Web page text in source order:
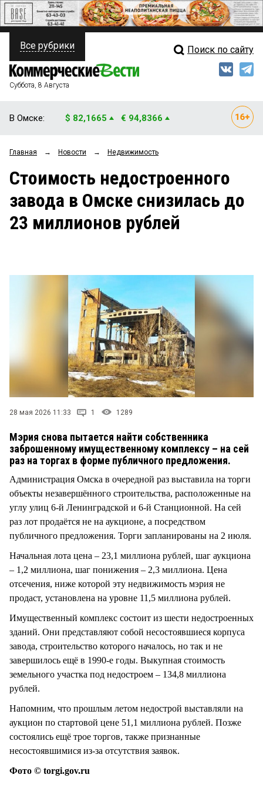
ПОЛИТИКА
ФИНАНСЫ
ОБЩЕСТВО
ЗАКОН
НОВОСТИ КОМПАНИЙ
Свежий выпуск
Мнения
Рейтинги
Блоги
Архив
Все рубрики Поиск по сайту
Суббота, 8 Августа
В Омске: $ 82,1665 € 94,8366
Главная → Новости → Недвижимость
Стоимость недостроенного
завода в Омске снизилась до
23 миллионов рублей
28 мая 2026 11:33 1 1289
Мэрия снова пытается найти собственника
заброшенному имущественному комплексу – на сей
раз на торгах в форме публичного предложения.
Администрация Омска в очередной раз выставила на торги
объекты незавершённого строительства, расположенные на
углу улиц 6-й Ленинградской и 6-й Станционной. На сей
раз лот продаётся не на аукционе, а посредством
публичного предложения. Торги запланированы на 2 июля.
Начальная лота цена – 23,1 миллиона рублей, шаг аукциона
– 1,2 миллиона, шаг понижения – 2,3 миллиона. Цена
отсечения, ниже которой эту недвижимость мэрия не
продаст, установлена на уровне 11,5 миллиона рублей.
Имущественный комплекс состоит из шести недостроенных
зданий. Они представляют собой несостоявшиеся корпуса
завода, строительство которого началось, но так и не
завершилось ещё в 1990-е годы. Выкупная стоимость
земельного участка под недостроем – 134,8 миллиона
рублей.
Напомним, что прошлым летом недострой выставляли на
аукцион по стартовой цене 51,1 миллиона рублей. Позже
состоялись ещё трое торгов, также признанные
несостоявшимися из-за отсутствия заявок.
Фото © torgi.gov.ru